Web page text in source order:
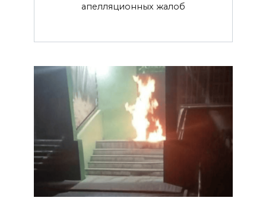
апелляционных жалоб